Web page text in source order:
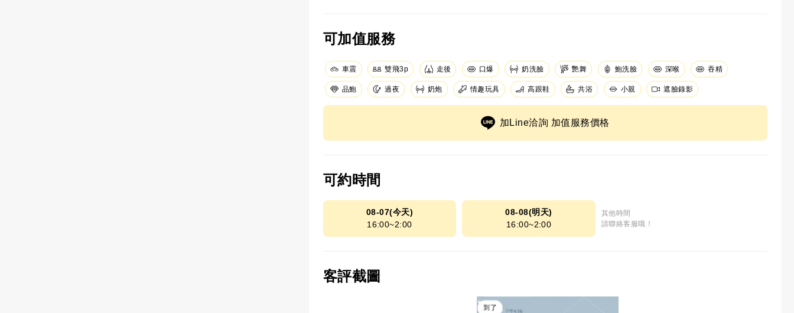
可加值服務
車震 雙飛3p 走後 口爆 奶洗臉 艷舞 鮑洗臉 深喉 吞精
品鮑 過夜 奶炮 情趣玩具 高跟鞋 共浴 小親 遮臉錄影
加Line洽詢 加值服務價格
可約時間
08-07(今天)
16:00~2:00
08-08(明天)
16:00~2:00
其他時間
請聯絡客服哦！
客評截圖